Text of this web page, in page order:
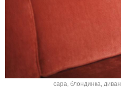
сара, блондинка, диван